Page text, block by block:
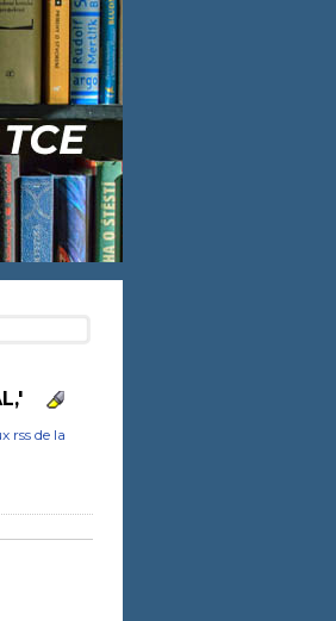
rss de la